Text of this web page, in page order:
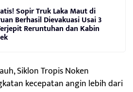
Sopir Truk Laka Maut di
Berhasil Dievakuasi Usai 3
Reruntuhan dan Kabin
Siklon Tropis Noken
kecepatan angin lebih dari